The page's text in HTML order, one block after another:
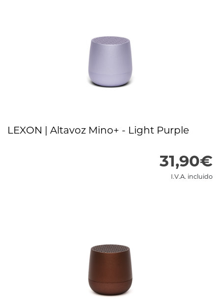
LEXON | Altavoz Mino+ - Light Purple
31,90€
I.V.A. incluido